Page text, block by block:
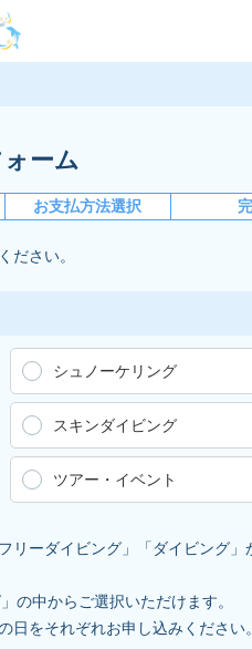
ーム
お支払方法選択
ださい。
シュノーケリング
スキンダイビング
ツアー・イベント
リーダイビング」「ダイビング」
の中からご選択いただけます。
日をそれぞれお申し込みください